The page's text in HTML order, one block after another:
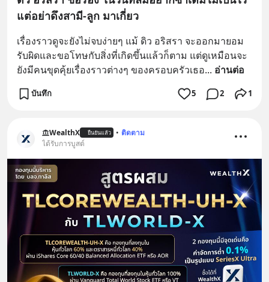
แต่อย่าดึงสามี-ลูก มาเกี่ยว
เรื่องราวดูจะยังไม่จบง่ายๆ แม้ ดิว อริสรา จะออกมายอม
รับผิดและขอโทษกับสิ่งที่เกิดขึ้นแล้วก็ตาม แต่ดูเหมือนจะ
ยังมีคนขุดคุ้ยเรื่องราวต่างๆ ของครอบครัวเธอ... อ่านต่อ
บันทึก 5 2 1
WealthX ยืนยันแล้ว • ติดตาม
ได้รับการบูสต์